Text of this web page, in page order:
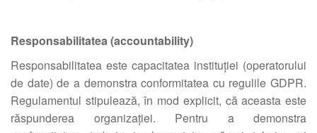
Responsabilitatea (accountability)
Responsabilitatea este capacitatea instituției (operatorului
de date) de a demonstra conformitatea cu regulile GDPR.
Regulamentul stipulează, în mod explicit, că aceasta este
răspunderea organizației. Pentru a demonstra